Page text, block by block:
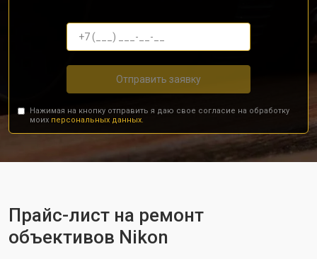
Отправить заявку
Нажимая на кнопку отправить я даю свое согласие на обработку
моих персональных данных.
Прайс-лист на ремонт
объективов Nikon